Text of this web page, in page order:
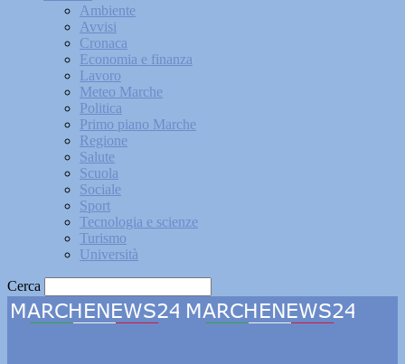
Ambiente
Avvisi
Cronaca
Economia e finanza
Lavoro
Meteo Marche
Politica
Primo piano Marche
Regione
Salute
Scuola
Sociale
Sport
Tecnologia e scienze
Turismo
Università
Cerca